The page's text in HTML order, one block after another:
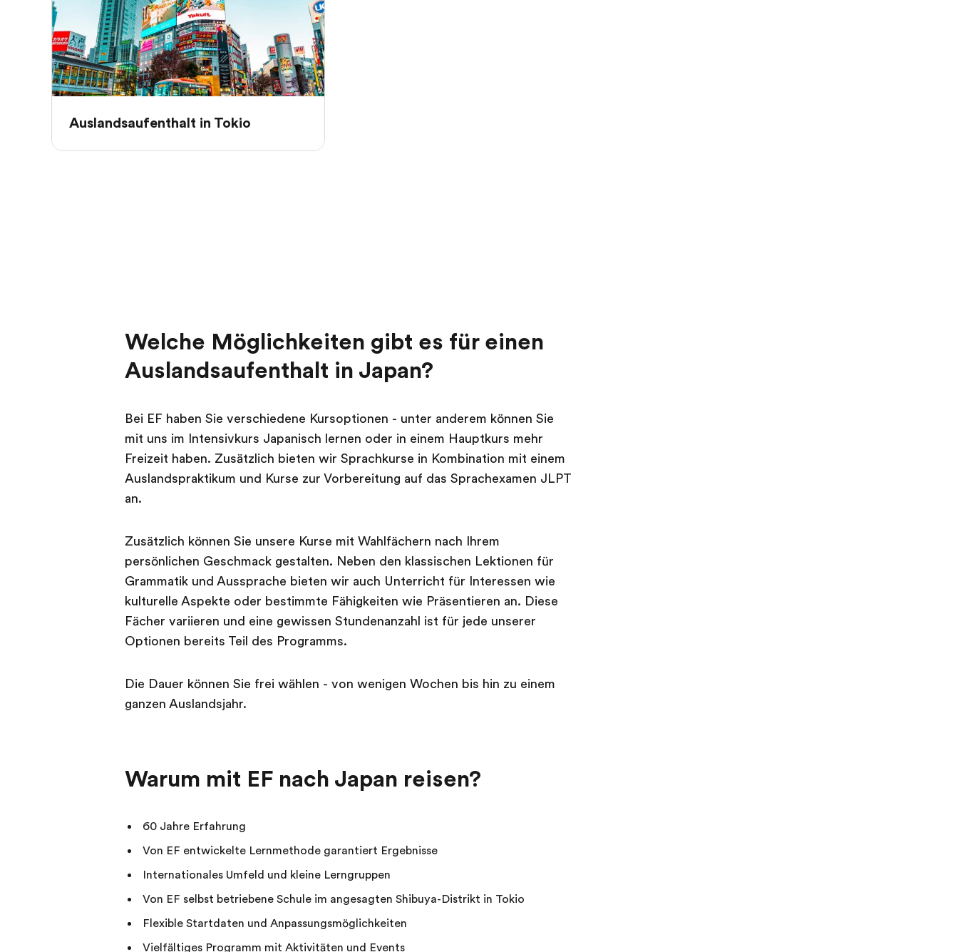
Auslandsaufenthalt in Tokio
Welche Möglichkeiten gibt es für einen
Auslandsaufenthalt in Japan?
Bei EF haben Sie verschiedene Kursoptionen - unter anderem können Sie
mit uns im Intensivkurs Japanisch lernen oder in einem Hauptkurs mehr
Freizeit haben. Zusätzlich bieten wir Sprachkurse in Kombination mit einem
Auslandspraktikum und Kurse zur Vorbereitung auf das Sprachexamen JLPT
an.
Zusätzlich können Sie unsere Kurse mit Wahlfächern nach Ihrem
persönlichen Geschmack gestalten. Neben den klassischen Lektionen für
Grammatik und Aussprache bieten wir auch Unterricht für Interessen wie
kulturelle Aspekte oder bestimmte Fähigkeiten wie Präsentieren an. Diese
Fächer variieren und eine gewissen Stundenanzahl ist für jede unserer
Optionen bereits Teil des Programms.
Die Dauer können Sie frei wählen - von wenigen Wochen bis hin zu einem
ganzen Auslandsjahr.
Warum mit EF nach Japan reisen?
60 Jahre Erfahrung
Von EF entwickelte Lernmethode garantiert Ergebnisse
Internationales Umfeld und kleine Lerngruppen
Von EF selbst betriebene Schule im angesagten Shibuya-Distrikt in Tokio
Flexible Startdaten und Anpassungsmöglichkeiten
Vielfältiges Programm mit Aktivitäten und Events